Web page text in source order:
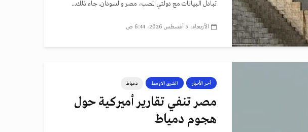
تبادل البيانات مع دولتي المصب، مصر والسودان. جاء ذلك...
الأربعاء، 5 أغسطس 2026، 6:44 ص
أخر الأخبار الشرق الاوسط دمياط
مصر تنفي تقارير أميركية حول
هجوم دمياط